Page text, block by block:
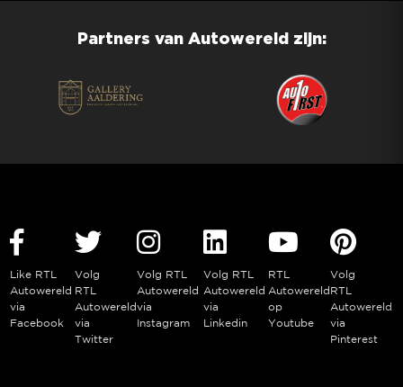
Partners van Autowereld zijn:
Like RTL
Autowereld
via
Facebook
Volg
RTL
Autowereld
via
Twitter
Volg RTL
Autowereld
via
Instagram
Volg RTL
Autowereld
via
Linkedin
RTL
Autowereld
op
Youtube
Volg
RTL
Autowereld
via
Pinterest